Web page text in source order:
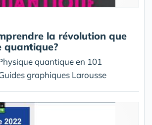
la révolution que
quantique?
quantique en 101
graphiques Larousse